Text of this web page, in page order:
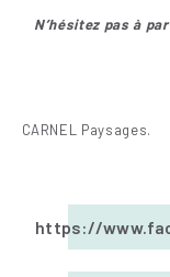
N’hésitez pas à
CARNEL Paysages.
https://